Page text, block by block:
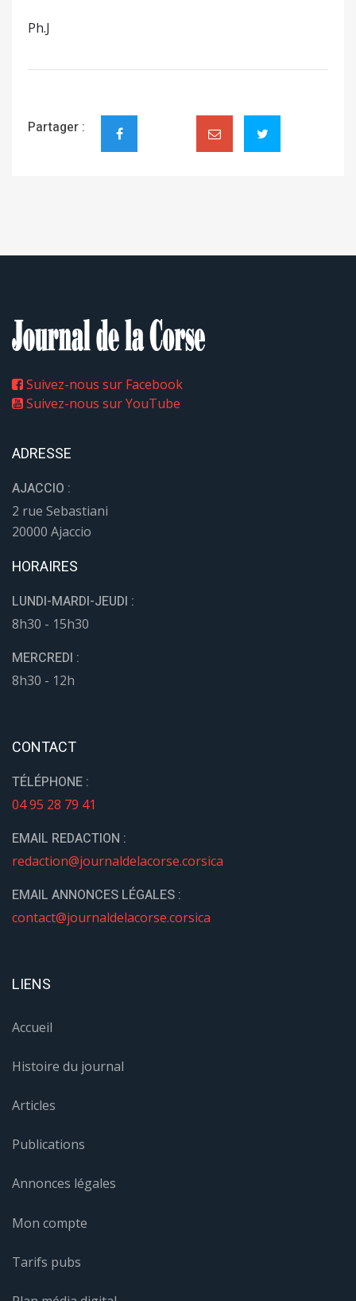
Ph.J
Partager :
Suivez-nous sur Facebook
Suivez-nous sur YouTube
ADRESSE
AJACCIO :
2 rue Sebastiani
20000 Ajaccio
HORAIRES
LUNDI-MARDI-JEUDI :
8h30 - 15h30
MERCREDI :
8h30 - 12h
CONTACT
TÉLÉPHONE :
04 95 28 79 41
EMAIL REDACTION :
redaction@journaldelacorse.corsica
EMAIL ANNONCES LÉGALES :
contact@journaldelacorse.corsica
LIENS
Accueil
Histoire du journal
Articles
Publications
Annonces légales
Mon compte
Tarifs pubs